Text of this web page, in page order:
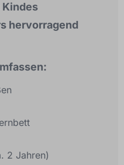
Kindes
hervorragend
2 Jahren)